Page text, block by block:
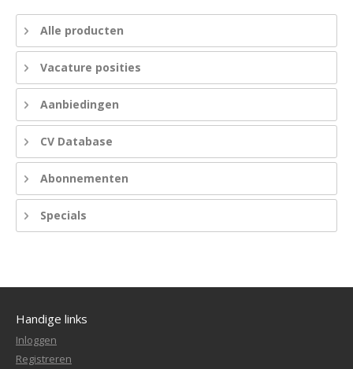
Alle producten
Vacature posities
Aanbiedingen
CV Database
Abonnementen
Specials
Handige links
Inloggen
Registreren